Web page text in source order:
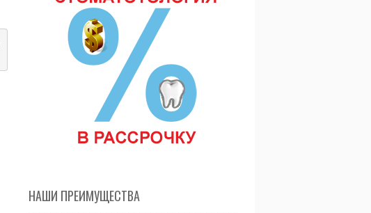
НАШИ ПРЕИМУЩЕСТВА